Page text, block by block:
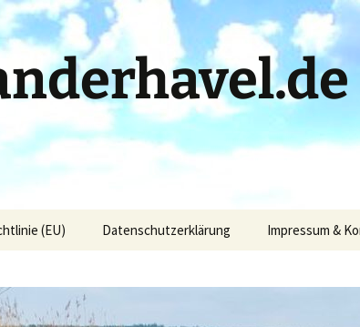
(EU) Datenschutzerklärung Impressum &